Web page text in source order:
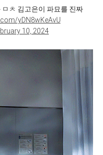
ㅊ 김고은이 파묘를 진짜
yDN8wKeAvU
10, 2024